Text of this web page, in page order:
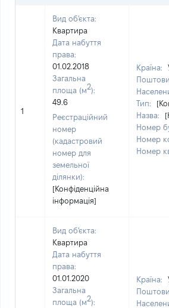
1
Вид об'єкта:
Квартира
Дата набуття
права:
01.02.2018
Загальна
площа (м2):
49.6
Реєстраційний
номер
(кадастровий
номер для
земельної
ділянки):
[Конфіденційна
інформація]
Країна:
Тип:
Назва:
Номер
Номер
Номер
Вид об'єкта:
Квартира
Дата набуття
права:
01.01.2020
Загальна
площа (м2):
Країна: